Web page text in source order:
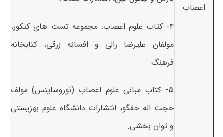
اعصاب
۴- کتاب علوم اعصاب: مجموعه تست های کنکور،
مولفان علیرضا زالی و افسانه زرقی، کتابخانه
فرهنگ.
۵- کتاب مبانی علوم اعصاب (نوروساینس) مولف
حجت اله حقگو، انتشارات دانشگاه علوم بهزیستی
و توان بخشی.